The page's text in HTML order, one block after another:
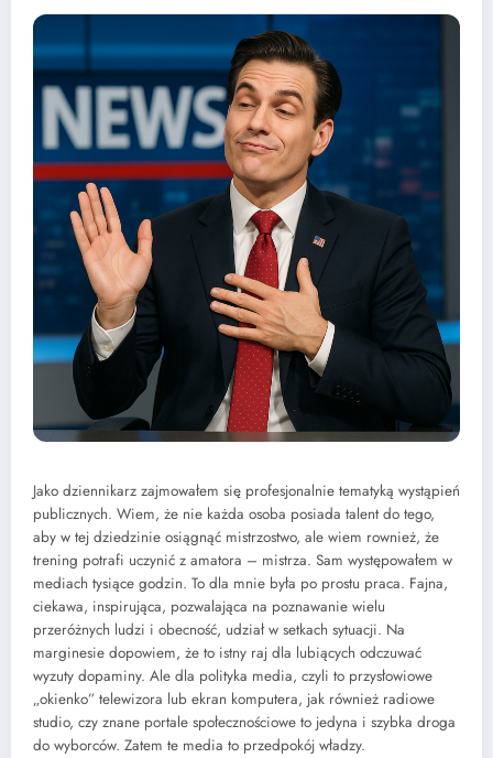
Jako dziennikarz zajmowałem się profesjonalnie tematyką wystąpień
publicznych. Wiem, że nie każda osoba posiada talent do tego,
aby w tej dziedzinie osiągnąć mistrzostwo, ale wiem rownież, że
trening potrafi uczynić z amatora – mistrza. Sam występowałem w
mediach tysiące godzin. To dla mnie była po prostu praca. Fajna,
ciekawa, inspirująca, pozwalająca na poznawanie wielu
przeróżnych ludzi i obecność, udział w setkach sytuacji. Na
marginesie dopowiem, że to istny raj dla lubiących odczuwać
wyzuty dopaminy. Ale dla polityka media, czyli to przysłowiowe
„okienko” telewizora lub ekran komputera, jak również radiowe
studio, czy znane portale społecznościowe to jedyna i szybka droga
do wyborców. Zatem te media to przedpokój władzy.